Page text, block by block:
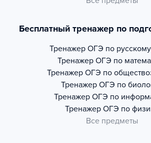
Бесплатный тренажер по
Тренажер ОГЭ по
Тренажер ОГЭ по
Тренажер ОГЭ по
Тренажер ОГЭ по
Тренажер ОГЭ по
Тренажер ОГЭ по
Все предметы